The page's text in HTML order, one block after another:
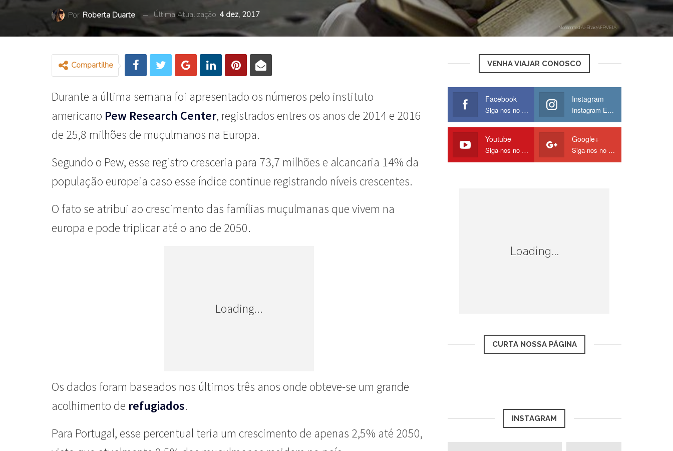
Por Roberta Duarte Última Atualização 4 dez, 2017
Mohammed Al-Shaik/AFP/VEJA
Compartilhe
Durante a última semana foi apresentado os números pelo instituto
americano Pew Research Center, registrados entres os anos de 2014 e 2016
de 25,8 milhões de muçulmanos na Europa.
Segundo o Pew, esse registro cresceria para 73,7 milhões e alcancaria 14% da
população europeia caso esse índice continue registrando níveis crescentes.
O fato se atribui ao crescimento das famílias muçulmanas que vivem na
europa e pode triplicar até o ano de 2050.
Loading...
Os dados foram baseados nos últimos três anos onde obteve-se um grande
acolhimento de refugiados.
Para Portugal, esse percentual teria um crescimento de apenas 2,5% até 2050,
VENHA VIAJAR CONOSCO
Facebook
Siga-nos no Facebook
Instagram
Instagram Europamos
Youtube
Siga-nos no Youtube
Google+
Siga-nos no Google
Loading...
CURTA NOSSA PÁGINA
INSTAGRAM